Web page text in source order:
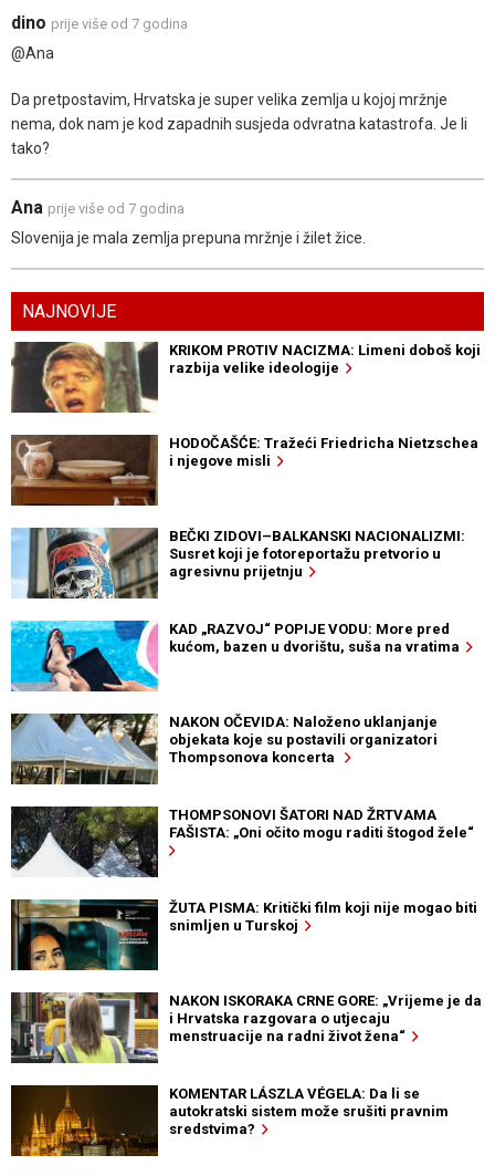
dino prije više od 7 godina
@Ana
Da pretpostavim, Hrvatska je super velika zemlja u kojoj mržnje
nema, dok nam je kod zapadnih susjeda odvratna katastrofa. Je li
tako?
Ana prije više od 7 godina
Slovenija je mala zemlja prepuna mržnje i žilet žice.
NAJNOVIJE
KRIKOM PROTIV NACIZMA: Limeni doboš koji
razbija velike ideologije
HODOČAŠĆE: Tražeći Friedricha Nietzschea
i njegove misli
BEČKI ZIDOVI–BALKANSKI NACIONALIZMI:
Susret koji je fotoreportažu pretvorio u
agresivnu prijetnju
KAD „RAZVOJ“ POPIJE VODU: More pred
kućom, bazen u dvorištu, suša na vratima
NAKON OČEVIDA: Naloženo uklanjanje
objekata koje su postavili organizatori
Thompsonova koncerta
THOMPSONOVI ŠATORI NAD ŽRTVAMA
FAŠISTA: „Oni očito mogu raditi štogod žele“
ŽUTA PISMA: Kritički film koji nije mogao biti
snimljen u Turskoj
NAKON ISKORAKA CRNE GORE: „Vrijeme je da
i Hrvatska razgovara o utjecaju
menstruacije na radni život žena“
KOMENTAR LÁSZLA VÉGELA: Da li se
autokratski sistem može srušiti pravnim
sredstvima?